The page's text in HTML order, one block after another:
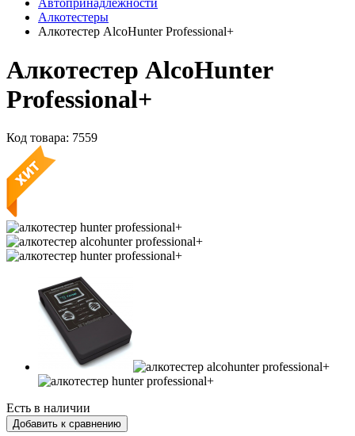
Алкотестеры
Алкотестер AlcoHunter Professional+
Алкотестер AlcoHunter
Professional+
Код товара: 7559
Есть в наличии